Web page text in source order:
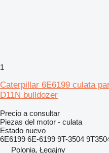
1
Caterpillar 6E6199 culata
D11N bulldozer
Precio a consultar
Piezas del motor - culata
Estado nuevo
6E6199 6E-6199 9T-3504
Polonia, Łęgajny